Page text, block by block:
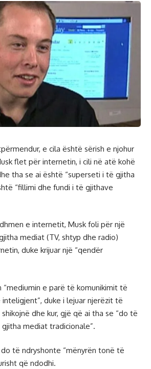
e cila është sërish e njohur
flet për internetin, i cili në atë kohë
tha se ai është “superseti i të gjitha
“fillimi dhe fundi i të gjithave
e internetit, Musk foli për një
mediat (TV, shtyp dhe radio)
duke krijuar një “qendër
e parë të komunikimit të
duke i lejuar njerëzit të
dhe kur, gjë që ai tha se “do të
mediat tradicionale”.
të ndryshonte “mënyrën tonë të
që ndodhi.